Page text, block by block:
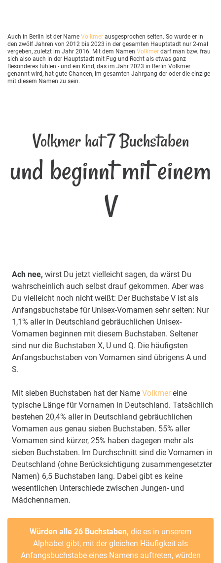
Auch in Berlin ist der Name Volkmer ausgesprochen selten. So wurde er in
den zwölf Jahren von 2012 bis 2023 in der gesamten Hauptstadt nur 2-mal
vergeben, zuletzt im Jahr 2016. Mit dem Namen Volkmer darf man bzw. frau
sich also auch in der Hauptstadt mit Fug und Recht als etwas ganz
Besonderes fühlen - und ein Kind, das im Jahr 2023 in Berlin Volkmer
genannt wird, hat gute Chancen, im gesamten Jahrgang der oder die einzige
mit diesem Namen zu sein.
Volkmer hat 7 Buchstaben
und beginnt mit einem
V
Ach nee, wirst Du jetzt vielleicht sagen, da wärst Du
wahrscheinlich auch selbst drauf gekommen. Aber was
Du vielleicht noch nicht weißt: Der Buchstabe V ist als
Anfangsbuchstabe für Unisex-Vornamen sehr selten: Nur
1,1% aller in Deutschland gebräuchlichen Unisex-
Vornamen beginnen mit diesem Buchstaben. Seltener
sind nur die Buchstaben X, U und Q. Die häufigsten
Anfangsbuchstaben von Vornamen sind übrigens A und
S.
Mit sieben Buchstaben hat der Name Volkmereine
typische Länge für Vornamen in Deutschland. Tatsächlich
bestehen 20,4% aller in Deutschland gebräuchlichen
Vornamen aus genau sieben Buchstaben. 55% aller
Vornamen sind kürzer, 25% haben dagegen mehr als
sieben Buchstaben. Im Durchschnitt sind die Vornamen in
Deutschland (ohne Berücksichtigung zusammengesetzter
Namen) 6,5 Buchstaben lang. Dabei gibt es keine
wesentlichen Unterschiede zwischen Jungen- und
Mädchennamen.
Würden alle 26 Buchstaben, die es in unserem
Alphabet gibt, mit der gleichen Häufigkeit als
Anfangsbuchstabe eines Namens auftreten, würden